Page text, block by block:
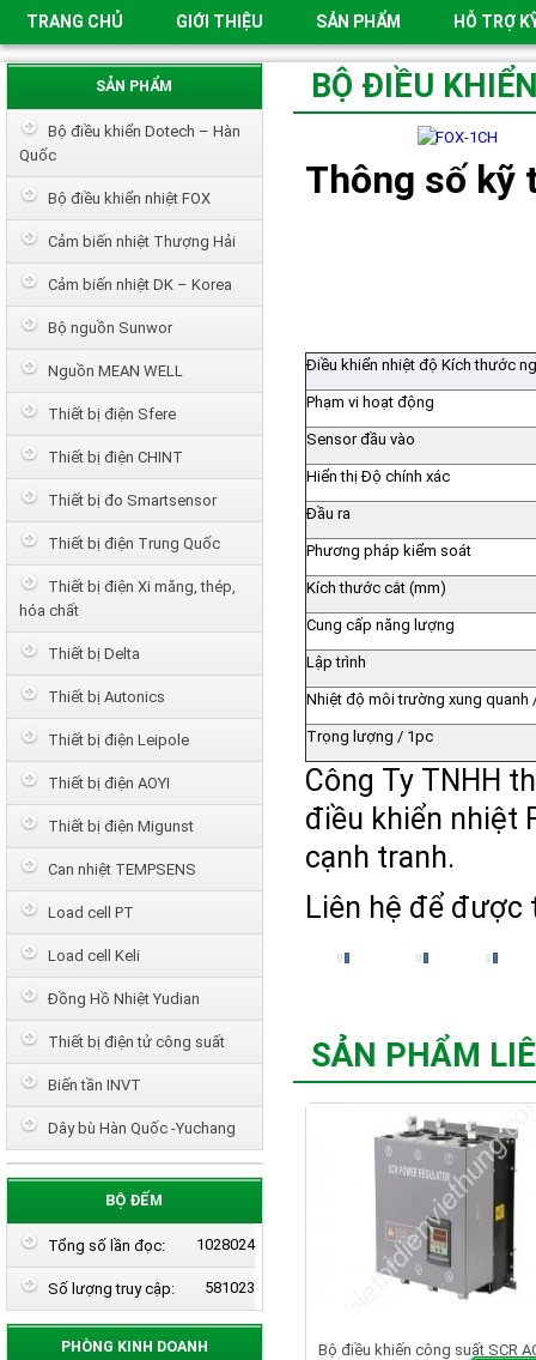
TRANG CHỦ GIỚI THIỆU SẢN PHẨM HỖ TRỢ
BỘ ĐIỀU
Thông số kỹ
Điều khiển nhiệt độ Kích thước
Phạm vi hoạt động
Sensor đầu vào
Hiển thị Độ chính xác
Đầu ra
Phương pháp kiểm soát
Kích thước cắt (mm)
Cung cấp năng lượng
Lập trình
Nhiệt độ môi trường xung quanh
Trọng lượng / 1pc
Công Ty TNHH
điều khiển nhiệt
cạnh tranh.
Liên hệ để được
SẢN PHẨM
Bộ điều khiến công suất SCR
SẢN PHẨM
Bộ điều khiển Dotech – Hàn
Quốc
Bộ điều khiển nhiệt FOX
Cảm biến nhiệt Thượng Hải
Cảm biến nhiệt DK – Korea
Bộ nguồn Sunwor
Nguồn MEAN WELL
Thiết bị điện Sfere
Thiết bị điện CHINT
Thiết bị đo Smartsensor
Thiết bị điện Trung Quốc
Thiết bị điện Xi măng, thép,
hóa chất
Thiết bị Delta
Thiết bị Autonics
Thiết bị điện Leipole
Thiết bị điện AOYI
Thiết bị điện Migunst
Can nhiệt TEMPSENS
Load cell PT
Load cell Keli
Đồng Hồ Nhiệt Yudian
Thiết bị điện tử công suất
Biến tần INVT
Dây bù Hàn Quốc -Yuchang
BỘ ĐẾM
1028024
Tổng số lần đọc:
581023
Số lượng truy cập:
PHÒNG KINH DOANH